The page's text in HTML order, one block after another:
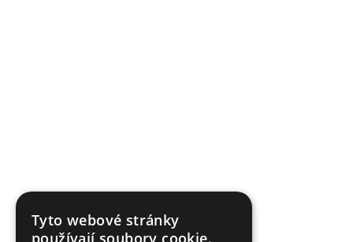
Tyto webové stránky
používají soubory cookie.